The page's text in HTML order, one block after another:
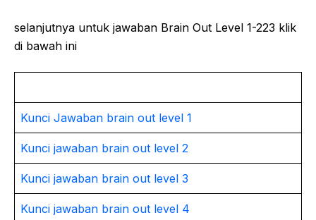
selanjutnya untuk jawaban Brain Out Level 1-223 klik
di bawah ini
Kunci Jawaban brain out level 1
Kunci jawaban brain out level 2
Kunci jawaban brain out level 3
Kunci jawaban brain out level 4